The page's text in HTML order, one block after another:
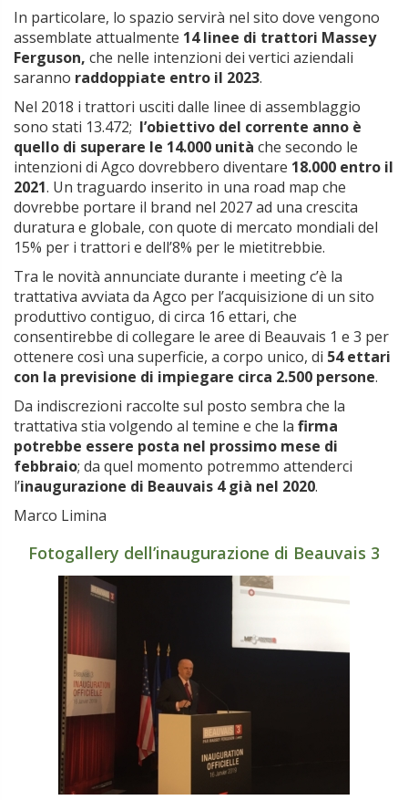
In particolare, lo spazio servirà nel sito dove vengono
assemblate attualmente 14 linee di trattori Massey
Ferguson, che nelle intenzioni dei vertici aziendali
saranno raddoppiate entro il 2023.
Nel 2018 i trattori usciti dalle linee di assemblaggio
sono stati 13.472; l’obiettivo del corrente anno è
quello di superare le 14.000 unità che secondo le
intenzioni di Agco dovrebbero diventare 18.000 entro il
2021. Un traguardo inserito in una road map che
dovrebbe portare il brand nel 2027 ad una crescita
duratura e globale, con quote di mercato mondiali del
15% per i trattori e dell’8% per le mietitrebbie.
Tra le novità annunciate durante i meeting c’è la
trattativa avviata da Agco per l’acquisizione di un sito
produttivo contiguo, di circa 16 ettari, che
consentirebbe di collegare le aree di Beauvais 1 e 3 per
ottenere così una superficie, a corpo unico, di 54 ettari
con la previsione di impiegare circa 2.500 persone.
Da indiscrezioni raccolte sul posto sembra che la
trattativa stia volgendo al temine e che la firma
potrebbe essere posta nel prossimo mese di
febbraio; da quel momento potremmo attenderci
l’inaugurazione di Beauvais 4 già nel 2020.
Marco Limina
Fotogallery dell’inaugurazione di Beauvais 3